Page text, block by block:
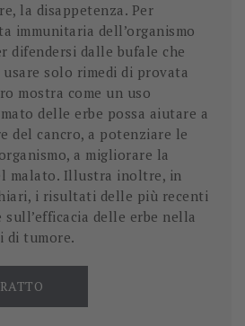
la disappetenza. Per
immunitaria dell’organismo
difendersi dalle bufale che
solo rimedi di provata
mostra come un uso
delle erbe possa aiutare a
del cancro, a potenziare le
a migliorare la
malato. Illustra inoltre, in
i risultati delle più recenti
delle erbe nella
di tumore.